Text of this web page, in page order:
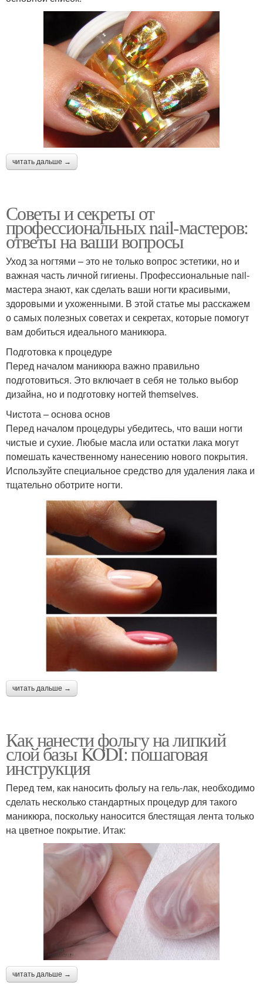
читать дальше →
Советы и секреты от
профессиональных nail-мастеров:
ответы на ваши вопросы
Уход за ногтями – это не только вопрос эстетики, но и
важная часть личной гигиены. Профессиональные nail-
мастера знают, как сделать ваши ногти красивыми,
здоровыми и ухоженными. В этой статье мы расскажем
о самых полезных советах и секретах, которые помогут
вам добиться идеального маникюра.
Подготовка к процедуре
Перед началом маникюра важно правильно
подготовиться. Это включает в себя не только выбор
дизайна, но и подготовку ногтей themselves.
Чистота – основа основ
Перед началом процедуры убедитесь, что ваши ногти
чистые и сухие. Любые масла или остатки лака могут
помешать качественному нанесению нового покрытия.
Используйте специальное средство для удаления лака и
тщательно оботрите ногти.
читать дальше →
Как нанести фольгу на липкий
слой базы KODI: пошаговая
инструкция
Перед тем, как наносить фольгу на гель-лак, необходимо
сделать несколько стандартных процедур для такого
маникюра, поскольку наносится блестящая лента только
на цветное покрытие. Итак:
читать дальше →